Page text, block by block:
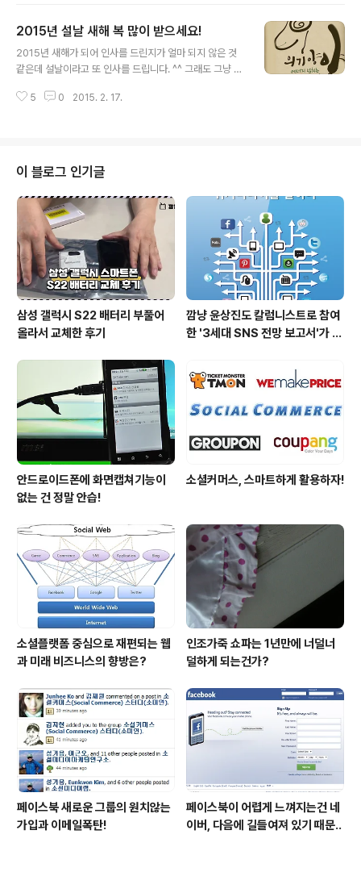
었다가 다음주부터 다시 뛰어야겠습니다. ^^진짜 쉬고 싶지만 그래도 미팅이 있
어서 오늘도 출근은 했네요. 2015년도 이제 2개월 반정도 남았네요.여러분 모
두 2015년이 그냥 넘어가지 않도록 뭔가 하나씩 남길 수 있는 걸 찾아보면 어
2015년 설날 새해 복 많이 받으세요!
2015년 새해가 되어 인사를 드린지가 얼마 되지 않은 것
같은데 설날이라고 또 인사를 드립니다. ^^ 그래도 그냥 지
가면 이제 진짜 2015년이네요. 더이상 물러날 곳이 없다
차게 뛰어 2015년을 헛되이 보내지 않게 되기를 바랍니
다. 먼저 저부터 열심히 뛰겠습니다. 의기양양! 에너지 넘치
는 새해 되세요!!! - 깜냥 윤상진 드림 - 덧1) 올해 설날에도
어김없이 그림책 작가 낭낭님께서 새해 카드를 보내주셨네
요~ 너무 감사드립니다. 앞으로도 잘 부탁드려요~ 제가 그
림책 꼭 사보..
5 0 2015. 2. 17.
이 블로그 인기글
삼성 갤럭시 S22 배터리 부풀어
올라서 교체한 후기
깜냥 윤상진도 칼럼니스트로 참여
한 '3세대 SNS 전망 보고서'가 발
안드로이드폰에 화면캡쳐기능이
없는 건 정말 안습!
소셜커머스, 스마트하게 활용하자!
소셜플랫폼 중심으로 재편되는 웹
과 미래 비즈니스의 향방은?
인조가죽 쇼파는 1년만에 너덜너
덜하게 되는건가?
페이스북 새로운 그룹의 원치않는
가입과 이메일폭탄!
페이스북이 어렵게 느껴지는건 네
이버, 다음에 길들여져 있기 때문..